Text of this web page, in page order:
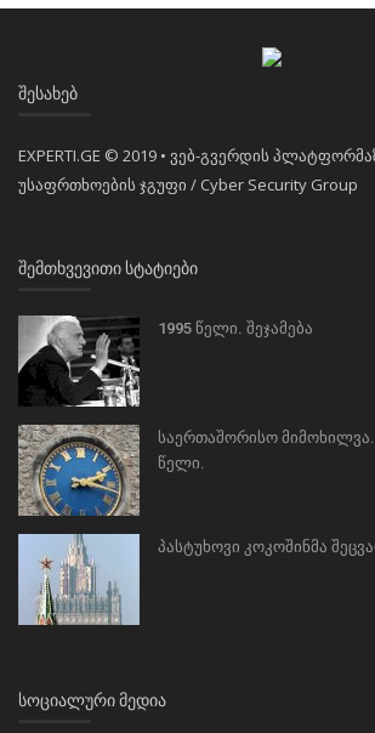
ᲨᲔᲡᲐᲮᲔᲑ
EXPERTI.GE © 2019 • ვებ-გვერდის
უსაფრთხოების ჯგუფი / Cyber Security Group
ᲨᲔᲛᲗᲮᲕᲔᲕᲘᲗᲘ ᲡᲢᲐᲢᲘᲔᲑᲘ
1995 წელი. შეჯამება
საერთაშორისო მიმოხილვა.
წელი.
პასტუხოვი კოკოშინმა
ᲡᲝᲪᲘᲐᲚᲣᲠᲘ ᲛᲔᲓᲘᲐ